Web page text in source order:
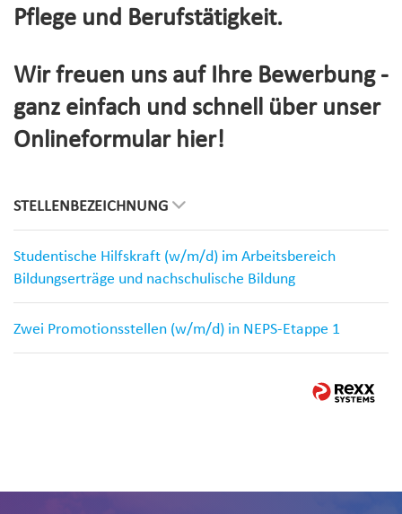
Pflege und Berufstätigkeit.
Wir freuen uns auf Ihre Bewerbung -
ganz einfach und schnell über unser
Onlineformular hier!
STELLENBEZEICHNUNG
Studentische Hilfskraft (w/m/d) im Arbeitsbereich
Bildungserträge und nachschulische Bildung
Zwei Promotionsstellen (w/m/d) in NEPS-Etappe 1